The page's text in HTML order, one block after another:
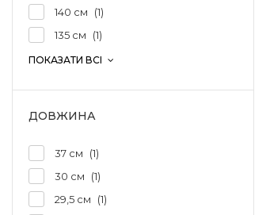
135 см 1
140 см 1
ПОКАЗАТИ ВСІ
ДОВЖИНА
29,5 см 1
30 см 1
37 см 1